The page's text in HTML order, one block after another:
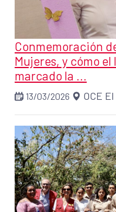
Conmemoración
Mujeres, y cómo
marcado la ...
13/03/2026 OCE